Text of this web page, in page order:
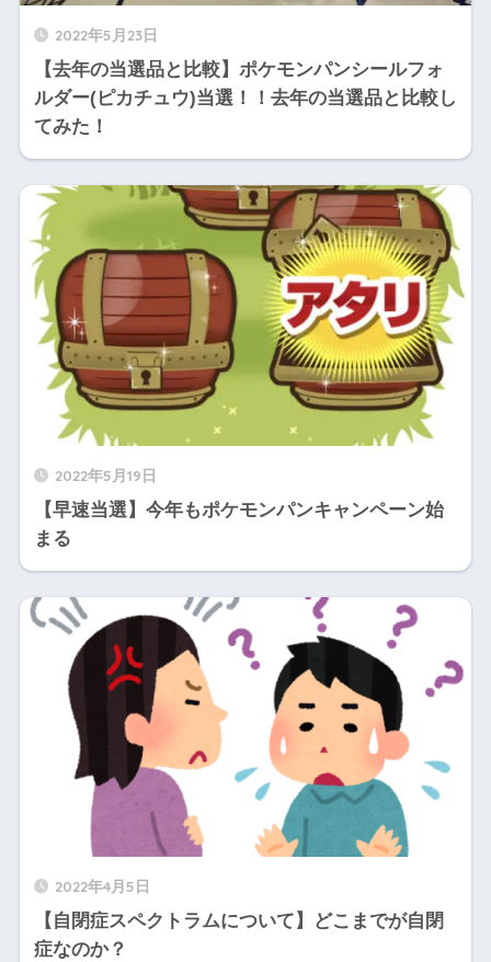
2022年5月23日
【去年の当選品と比較】ポケモンパンシールフォ
ルダー(ピカチュウ)当選！！去年の当選品と比較し
てみた！
2022年5月19日
【早速当選】今年もポケモンパンキャンペーン始
まる
2022年4月5日
【自閉症スペクトラムについて】どこまでが自閉
症なのか？